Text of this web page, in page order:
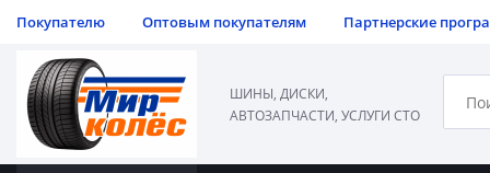
Покупателю Оптовым покупателям Партнерские
ШИНЫ, ДИСКИ,
АВТОЗАПЧАСТИ, УСЛУГИ СТО